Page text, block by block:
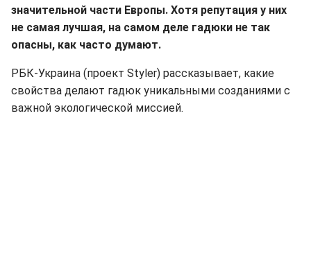
значительной части Европы. Хотя репутация у них
не самая лучшая, на самом деле гадюки не так
опасны, как часто думают.
РБК-Украина (проект Styler) рассказывает, какие
свойства делают гадюк уникальными созданиями с
важной экологической миссией.